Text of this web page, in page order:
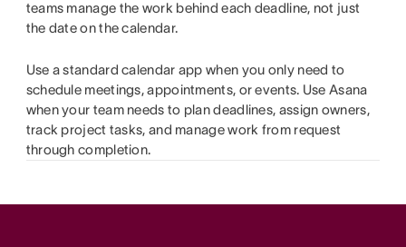
teams manage the work behind each deadline, not just
the date on the calendar.
Use a standard calendar app when you only need to
schedule meetings, appointments, or events. Use Asana
when your team needs to plan deadlines, assign owners,
track project tasks, and manage work from request
through completion.